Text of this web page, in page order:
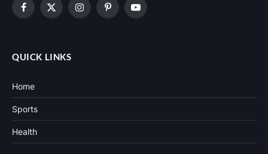
Facebook
X
InstagramPinterestYouTube
QUICK LINKS
Home
Sports
Health